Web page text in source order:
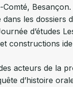
Besançon.
les dossiers
d’études
constructions
acteurs de la
d’histoire